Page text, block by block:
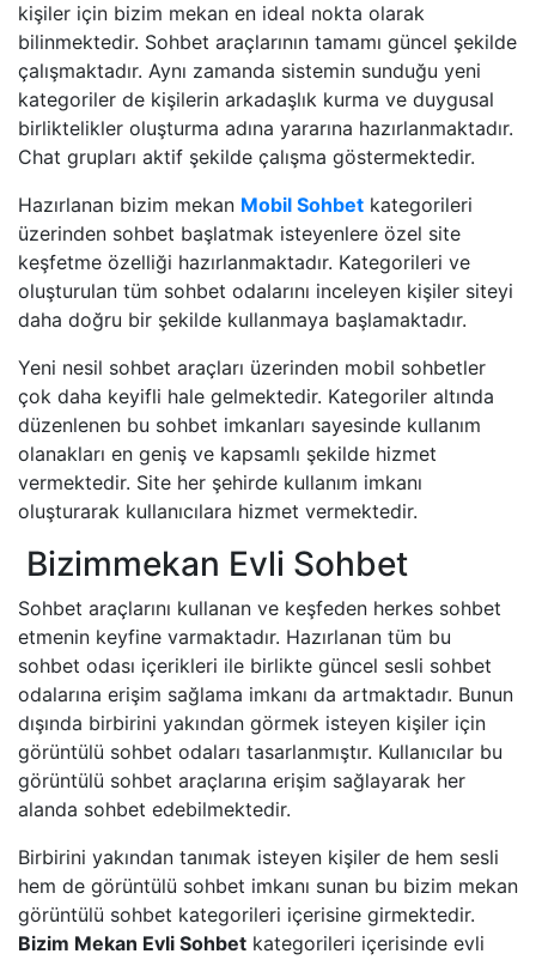
kişiler için bizim mekan en ideal nokta olarak
bilinmektedir. Sohbet araçlarının tamamı güncel şekilde
çalışmaktadır. Aynı zamanda sistemin sunduğu yeni
kategoriler de kişilerin arkadaşlık kurma ve duygusal
birliktelikler oluşturma adına yararına hazırlanmaktadır.
Chat grupları aktif şekilde çalışma göstermektedir.
Hazırlanan bizim mekan Mobil Sohbet kategorileri
üzerinden sohbet başlatmak isteyenlere özel site
keşfetme özelliği hazırlanmaktadır. Kategorileri ve
oluşturulan tüm sohbet odalarını inceleyen kişiler siteyi
daha doğru bir şekilde kullanmaya başlamaktadır.
Yeni nesil sohbet araçları üzerinden mobil sohbetler
çok daha keyifli hale gelmektedir. Kategoriler altında
düzenlenen bu sohbet imkanları sayesinde kullanım
olanakları en geniş ve kapsamlı şekilde hizmet
vermektedir. Site her şehirde kullanım imkanı
oluşturarak kullanıcılara hizmet vermektedir.
Bizimmekan Evli Sohbet
Sohbet araçlarını kullanan ve keşfeden herkes sohbet
etmenin keyfine varmaktadır. Hazırlanan tüm bu
sohbet odası içerikleri ile birlikte güncel sesli sohbet
odalarına erişim sağlama imkanı da artmaktadır. Bunun
dışında birbirini yakından görmek isteyen kişiler için
görüntülü sohbet odaları tasarlanmıştır. Kullanıcılar bu
görüntülü sohbet araçlarına erişim sağlayarak her
alanda sohbet edebilmektedir.
Birbirini yakından tanımak isteyen kişiler de hem sesli
hem de görüntülü sohbet imkanı sunan bu bizim mekan
görüntülü sohbet kategorileri içerisine girmektedir.
Bizim Mekan Evli Sohbet kategorileri içerisinde evli